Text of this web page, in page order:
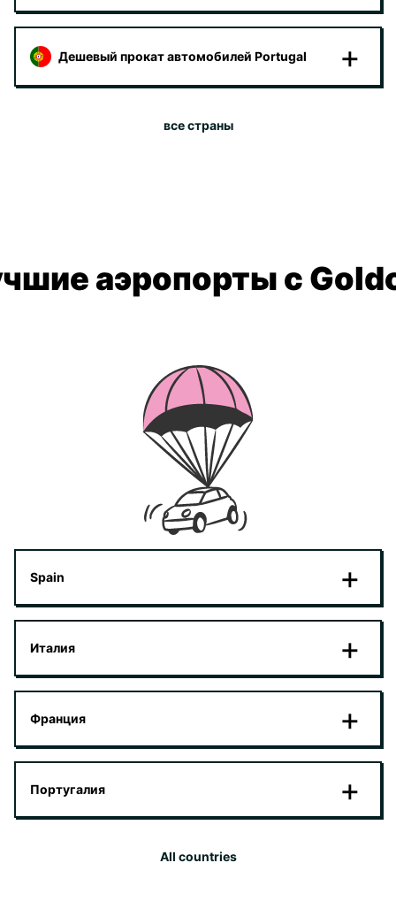
Дешевый прокат автомобилей Portugal
все страны
аэропорты с
Spain
Италия
Франция
Португалия
All countries